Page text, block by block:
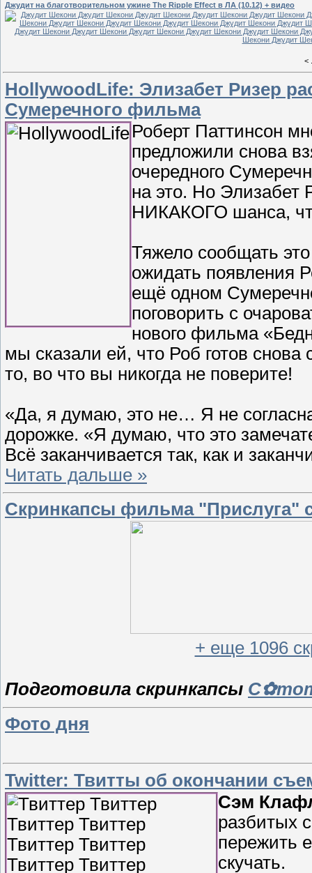
Джудит на благотворительном ужине The Ripple Effect в ЛА (10.12) + видео
<
HollywoodLife: Элизабет Ризер
Сумеречного фильма
Роберт Паттинсон
предложили снова
очередного
на это. Но Элизабет
НИКАКОГО шанса,
Тяжело сообщать
ожидать появления
ещё одном
поговорить с
нового фильма
мы сказали ей, что Роб готов
то, во что вы никогда не поверите!
«Да, я думаю, это не… Я не
дорожке. «Я думаю, что это
Всё заканчивается так, как и
Читать дальше »
Скринкапсы фильма "Прислуга"
+ еще 1096
Подготовила скринкапсы
Фото дня
Twitter: Твитты об окончании
Сэм
разбитых
пережить
скучать.